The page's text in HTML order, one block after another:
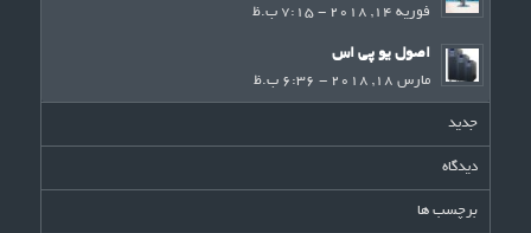
فوریه 14, 2018 - 7:15 ب.ظ
اصول یو پی اس
مارس 18, 2018 - 6:36 ب.ظ
جدید
دیدگاه
برچسب ها